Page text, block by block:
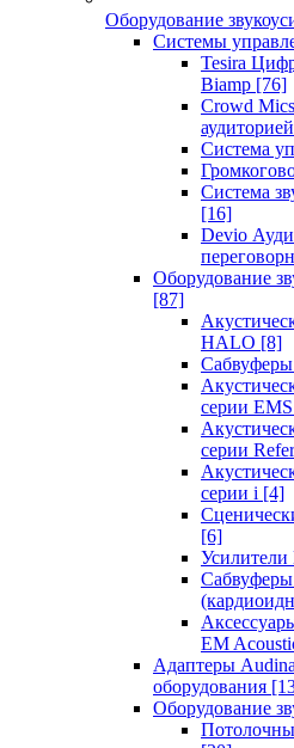
Оборудование
Системы
Tesira
Biamp [76]
Crowd
Система
Система
[16]
Devio
Оборудование
[87]
HALO [8]
Сабвуферы
серии EMS
серии
серии i [4]
[6]
Усилители
EM
Адаптеры
оборудования
Оборудование